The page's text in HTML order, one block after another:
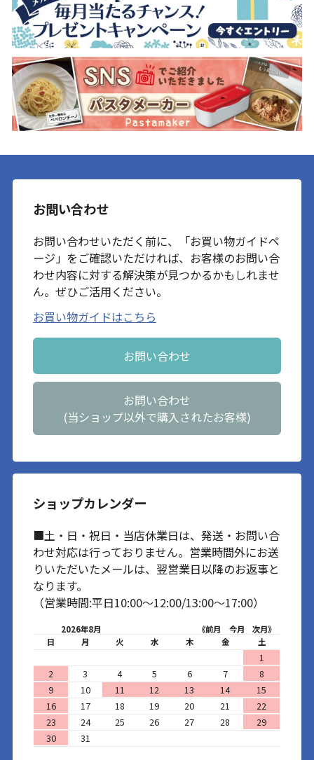
お問い合わせ
お問い合わせいただく前に、「お買い物ガイドペ
ージ」をご確認いただければ、お客様のお問い合
わせ内容に対する解決策が見つかるかもしれませ
ん。ぜひご活用ください。
お買い物ガイドはこちら
お問い合わせ
お問い合わせ
(当ショップ以外で購入されたお客様)
ショップカレンダー
■土・日・祝日・当店休業日は、発送・お問い合
わせ対応は行っておりません。営業時間外にお送
りいただいたメールは、翌営業日以降のお返事と
なります。
（営業時間:平日10:00～12:00/13:00～17:00）
2026年8月 《前月 今月
次月》
日
月 火 水 木 金 土
1
2
3 4 5 6 7
8
9
10 11 12 13 14
15
16
17 18 19 20 21
22
23
24 25 26 27 28
29
30
31